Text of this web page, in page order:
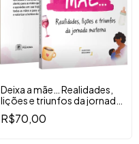
Deixa a mãe… Realidades,
lições e triunfos da jornada
materna
R$70,00